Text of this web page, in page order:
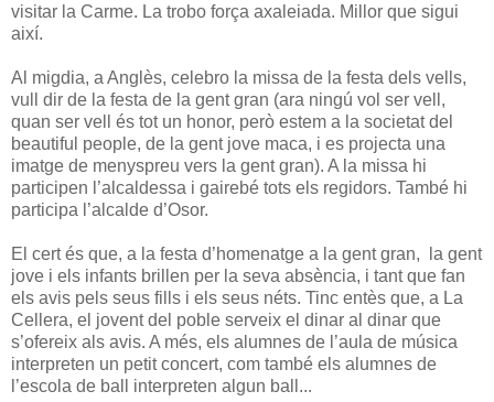
visitar la Carme. La trobo força axaleiada. Millor que sigui
així.
Al migdia, a Anglès, celebro la missa de la festa dels vells,
vull dir de la festa de la gent gran (ara ningú vol ser vell,
quan ser vell és tot un honor, però estem a la societat del
beautiful people, de la gent jove maca, i es projecta una
imatge de menyspreu vers la gent gran). A la missa hi
participen l’alcaldessa i gairebé tots els regidors. També hi
participa l’alcalde d’Osor.
El cert és que, a la festa d’homenatge a la gent gran, la gent
jove i els infants brillen per la seva absència, i tant que fan
els avis pels seus fills i els seus néts. Tinc entès que, a La
Cellera, el jovent del poble serveix el dinar al dinar que
s’ofereix als avis. A més, els alumnes de l’aula de música
interpreten un petit concert, com també els alumnes de
l’escola de ball interpreten algun ball...